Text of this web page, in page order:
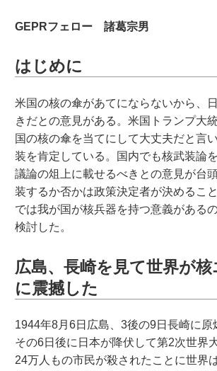
GEPRフェロー 諸葛宗男
はじめに
米国の核の傘があてにならないから、
きだとの意見がある。米国トランプ大
国の核の傘を当てにして大丈夫だと言
装を肯定している。国内でも核武装論
議論の俎上に載せるべきとの意見が台
装するか否かは政策決定者が決めるこ
では我が国が核兵器を持つ意義がある
検討した。
広島、長崎を見て世界が
に震撼した
1944年8月6日広島、3後の9日長崎に原
その6日後に日本が降伏して第2次世界
24万人もの市民が殺されたことに世界